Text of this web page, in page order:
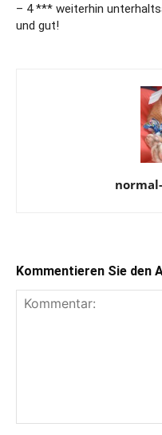
– 4 *** weiterhin
und gut!
Kommentieren Sie den